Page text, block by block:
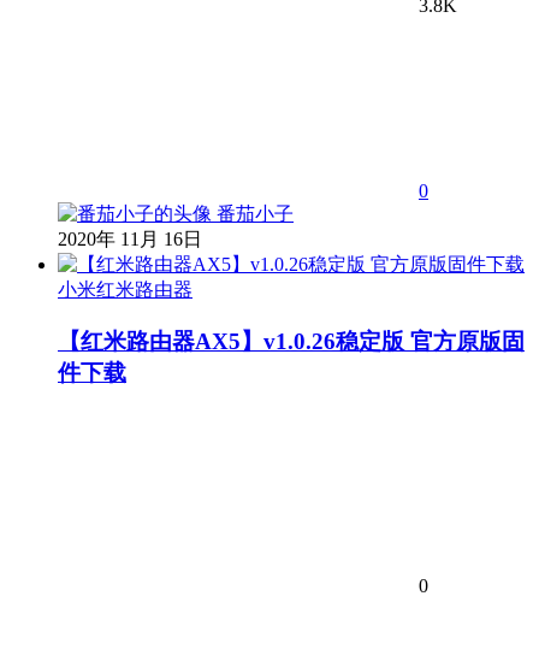
3.8K
0
番茄小子
2020年 11月 16日
小米红米路由器
【红米路由器AX5】v1.0.26稳定版 官方原版固
件下载
0